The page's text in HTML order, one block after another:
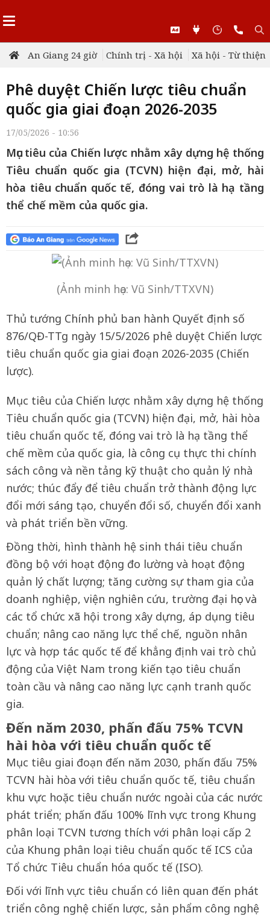
An Giang 24 giờ Chính trị - Xã hội Xã hội - Từ thiện
Phê duyệt Chiến lược tiêu chuẩn
quốc gia giai đoạn 2026-2035
17/05/2026 - 10:56
Mục tiêu của Chiến lược nhằm xây dựng hệ thống
Tiêu chuẩn quốc gia (TCVN) hiện đại, mở, hài
hòa tiêu chuẩn quốc tế, đóng vai trò là hạ tầng
thể chế mềm của quốc gia.
(Ảnh minh họa: Vũ Sinh/TTXVN)
Thủ tướng Chính phủ ban hành Quyết định số
876/QĐ-TTg ngày 15/5/2026 phê duyệt Chiến lược
tiêu chuẩn quốc gia giai đoạn 2026-2035 (Chiến
lược).
Mục tiêu của Chiến lược nhằm xây dựng hệ thống
Tiêu chuẩn quốc gia (TCVN) hiện đại, mở, hài hòa
tiêu chuẩn quốc tế, đóng vai trò là hạ tầng thể
chế mềm của quốc gia, là công cụ thực thi chính
sách công và nền tảng kỹ thuật cho quản lý nhà
nước; thúc đẩy để tiêu chuẩn trở thành động lực
đổi mới sáng tạo, chuyển đổi số, chuyển đổi xanh
và phát triển bền vững.
Đồng thời, hình thành hệ sinh thái tiêu chuẩn
đồng bộ với hoạt động đo lường và hoạt động
quản lý chất lượng; tăng cường sự tham gia của
doanh nghiệp, viện nghiên cứu, trường đại học và
các tổ chức xã hội trong xây dựng, áp dụng tiêu
chuẩn; nâng cao năng lực thể chế, nguồn nhân
lực và hợp tác quốc tế để khẳng định vai trò chủ
động của Việt Nam trong kiến tạo tiêu chuẩn
toàn cầu và nâng cao năng lực cạnh tranh quốc
gia.
Đến năm 2030, phấn đấu 75% TCVN
hài hòa với tiêu chuẩn quốc tế
Mục tiêu giai đoạn đến năm 2030, phấn đấu 75%
TCVN hài hòa với tiêu chuẩn quốc tế, tiêu chuẩn
khu vực hoặc tiêu chuẩn nước ngoài của các nước
phát triển; phấn đấu 100% lĩnh vực trong Khung
phân loại TCVN tương thích với phân loại cấp 2
của Khung phân loại tiêu chuẩn quốc tế ICS của
Tổ chức Tiêu chuẩn hóa quốc tế (ISO).
Đối với lĩnh vực tiêu chuẩn có liên quan đến phát
triển công nghệ chiến lược, sản phẩm công nghệ